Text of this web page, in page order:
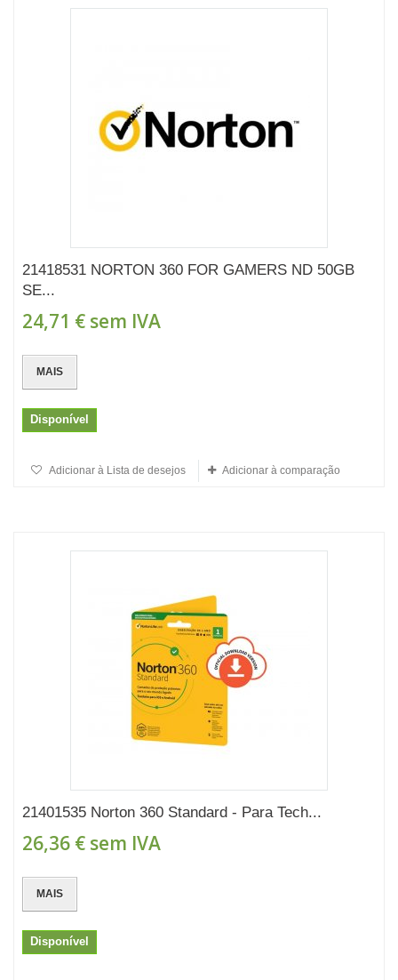
21418531 NORTON 360 FOR GAMERS ND 50GB
SE...
24,71 € sem IVA
MAIS
Disponível
Adicionar à Lista de desejos Adicionar à comparação
21401535 Norton 360 Standard - Para Tech...
26,36 € sem IVA
MAIS
Disponível